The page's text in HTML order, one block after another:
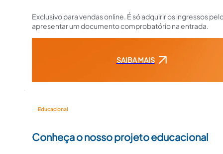
Exclusivo para vendas online. É só adquirir os ingressos
apresentar um documento comprobatório na entrada.
SAIBA MAIS
Educacional
Conheça o nosso projeto educacional